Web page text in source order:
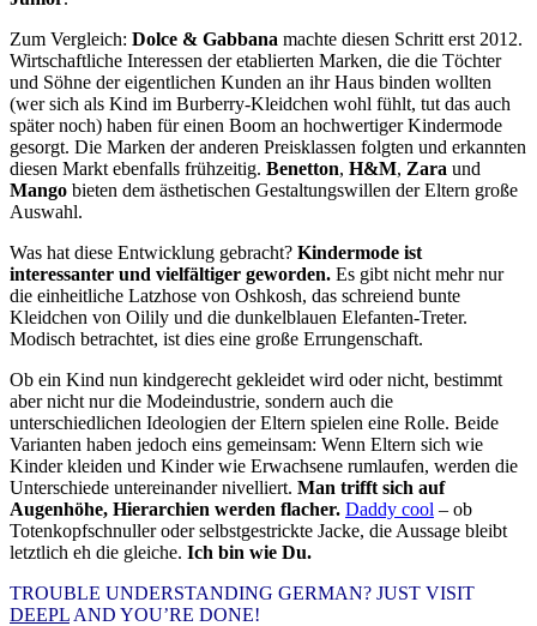
Zum Vergleich: Dolce & Gabbana machte diesen Schritt erst 2012.
Wirtschaftliche Interessen der etablierten Marken, die die Töchter
und Söhne der eigentlichen Kunden an ihr Haus binden wollten
(wer sich als Kind im Burberry-Kleidchen wohl fühlt, tut das auch
später noch) haben für einen Boom an hochwertiger Kindermode
gesorgt. Die Marken der anderen Preisklassen folgten und erkannten
diesen Markt ebenfalls frühzeitig. Benetton, H&M, Zara und
Mango bieten dem ästhetischen Gestaltungswillen der Eltern große
Auswahl.
Was hat diese Entwicklung gebracht? Kindermode ist
interessanter und vielfältiger geworden. Es gibt nicht mehr nur
die einheitliche Latzhose von Oshkosh, das schreiend bunte
Kleidchen von Oilily und die dunkelblauen Elefanten-Treter.
Modisch betrachtet, ist dies eine große Errungenschaft.
Ob ein Kind nun kindgerecht gekleidet wird oder nicht, bestimmt
aber nicht nur die Modeindustrie, sondern auch die
unterschiedlichen Ideologien der Eltern spielen eine Rolle. Beide
Varianten haben jedoch eins gemeinsam: Wenn Eltern sich wie
Kinder kleiden und Kinder wie Erwachsene rumlaufen, werden die
Unterschiede untereinander nivelliert. Man trifft sich auf
Augenhöhe, Hierarchien werden flacher. Daddy cool – ob
Totenkopfschnuller oder selbstgestrickte Jacke, die Aussage bleibt
letztlich eh die gleiche. Ich bin wie Du.
TROUBLE UNDERSTANDING GERMAN? JUST VISIT
DEEPL AND YOU’RE DONE!